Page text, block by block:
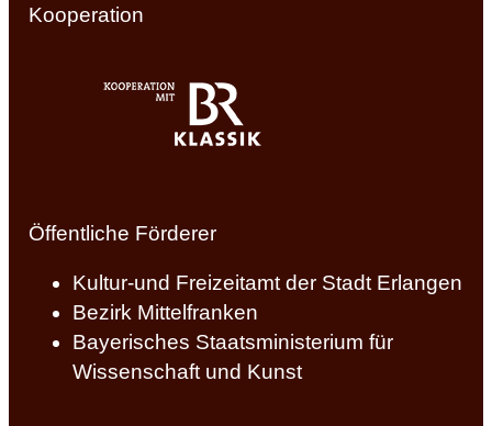
Kooperation
Öffentliche Förderer
Kultur-und Freizeitamt der Stadt Erlangen
Bezirk Mittelfranken
Bayerisches Staatsministerium für
Wissenschaft und Kunst